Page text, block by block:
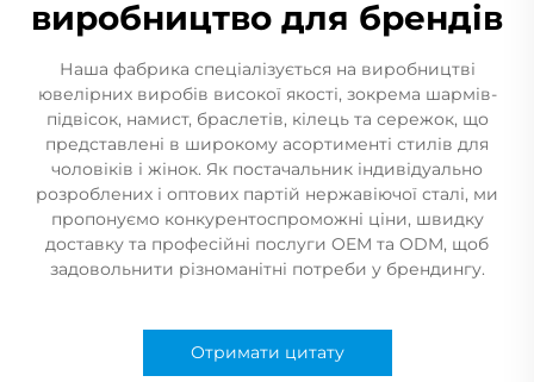
виробництво для брендів
Наша фабрика спеціалізується на виробництві
ювелірних виробів високої якості, зокрема шармів-
підвісок, намист, браслетів, кілець та сережок, що
представлені в широкому асортименті стилів для
чоловіків і жінок. Як постачальник індивідуально
розроблених і оптових партій нержавіючої сталі, ми
пропонуємо конкурентоспроможні ціни, швидку
доставку та професійні послуги OEM та ODM, щоб
задовольнити різноманітні потреби у брендингу.
Отримати цитату